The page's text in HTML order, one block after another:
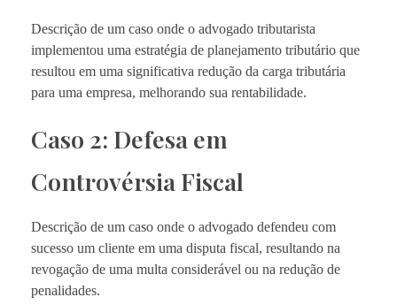
Descrição de um caso onde o advogado tributarista
implementou uma estratégia de planejamento tributário que
resultou em uma significativa redução da carga tributária
para uma empresa, melhorando sua rentabilidade.
Caso 2: Defesa em
Controvérsia Fiscal
Descrição de um caso onde o advogado defendeu com
sucesso um cliente em uma disputa fiscal, resultando na
revogação de uma multa considerável ou na redução de
penalidades.